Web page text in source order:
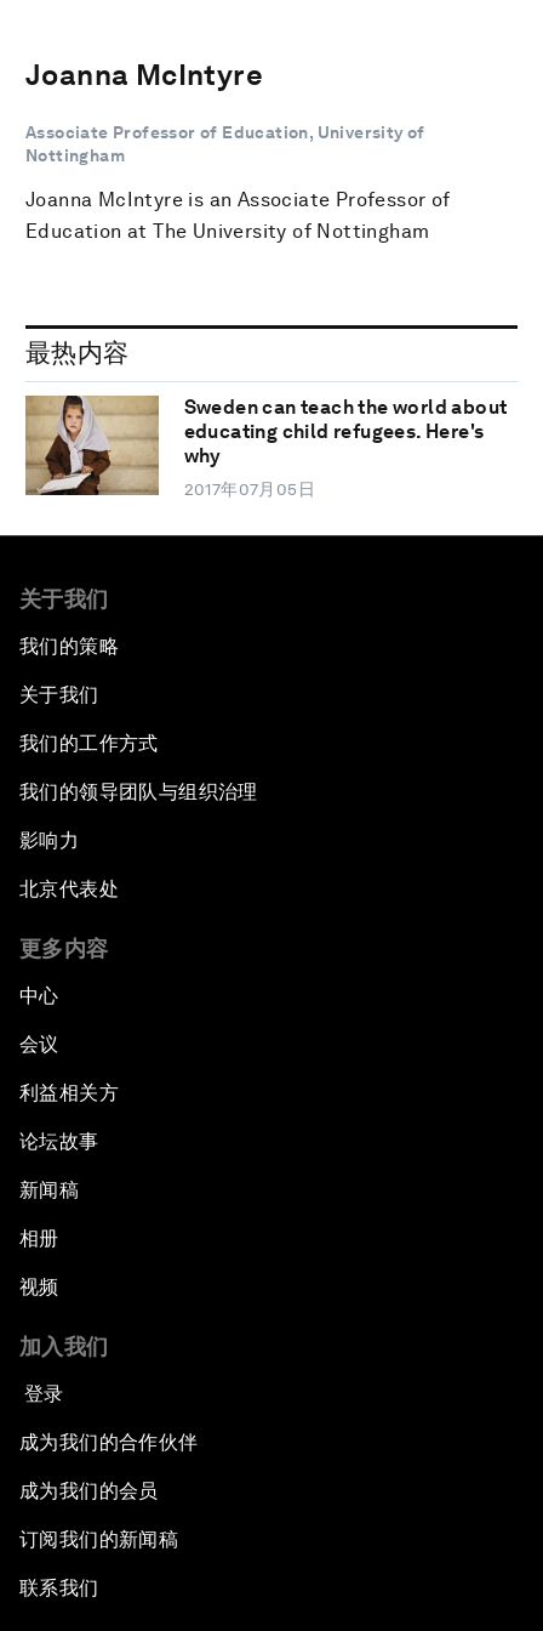
Joanna McIntyre
Associate Professor of Education, University of
Nottingham
Joanna McIntyre is an Associate Professor of
Education at The University of Nottingham
最热内容
Sweden can teach the world about
educating child refugees. Here's
why
2017年07月05日
关于我们
我们的策略
关于我们
我们的工作方式
我们的领导团队与组织治理
影响力
北京代表处
更多内容
中心
会议
利益相关方
论坛故事
新闻稿
相册
视频
加入我们
登录
成为我们的合作伙伴
成为我们的会员
订阅我们的新闻稿
联系我们